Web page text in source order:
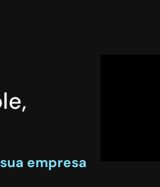
empresa